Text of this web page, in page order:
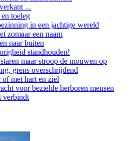
...
toeleg
in een jachtige wereld
zomaar een naam
naar buiten
standhouden!
maar stroop de mouwen op
grens overschrijdend
met hart en ziel
voor bezielde herboren mensen
verbindt